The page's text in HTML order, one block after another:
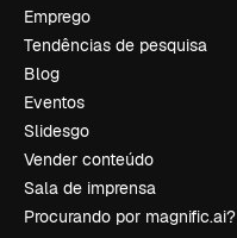
Emprego
Tendências de pesquisa
Blog
Eventos
Slidesgo
Vender conteúdo
Sala de imprensa
Procurando por magnific.ai?